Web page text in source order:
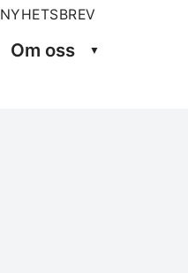
NYHETSBREV
Om oss